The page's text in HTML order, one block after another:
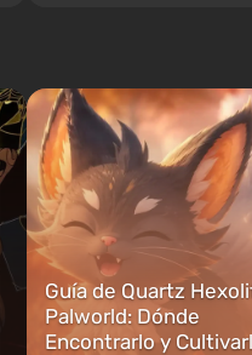
abrirse primero después de
caigan las bombas n...
Guía de Quartz
Palworld: Dónde
Encontrarlo y